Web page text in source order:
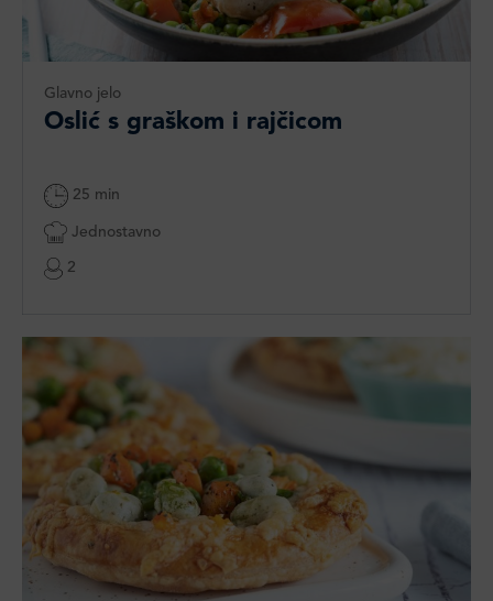
Glavno jelo
Oslić s graškom i rajčicom
25 min
Jednostavno
2